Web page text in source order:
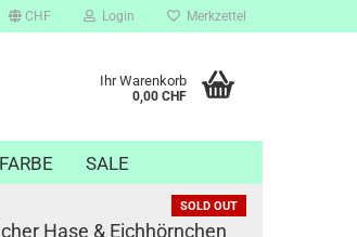
CHF Login Merkzettel
Ihr Warenkorb
0,00 CHF
SALE
SOLD OUT
Hase & Eichhörnchen